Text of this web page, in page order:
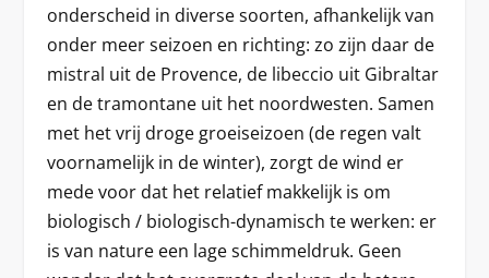
onderscheid in diverse soorten, afhankelijk van
onder meer seizoen en richting: zo zijn daar de
mistral uit de Provence, de libeccio uit Gibraltar
en de tramontane uit het noordwesten. Samen
met het vrij droge groeiseizoen (de regen valt
voornamelijk in de winter), zorgt de wind er
mede voor dat het relatief makkelijk is om
biologisch / biologisch-dynamisch te werken: er
is van nature een lage schimmeldruk. Geen